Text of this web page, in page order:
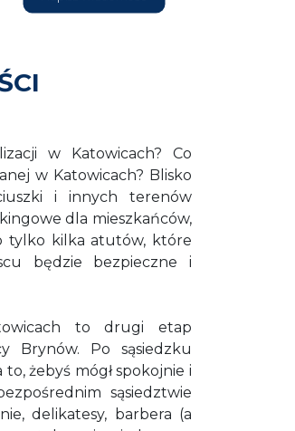
w Katowicach? Co
w Katowicach? Blisko
i innych terenów
dla mieszkańców,
tylko kilka atutów, które
będzie bezpieczne i
to drugi etap
Brynów. Po sąsiedzku
żebyś mógł spokojnie i
sąsiedztwie
delikatesy, barbera (a